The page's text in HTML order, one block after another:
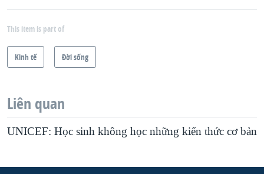
This item is part of
Kinh tế Ðời sống
Liên quan
UNICEF: Học sinh không học những kiến thức cơ bản